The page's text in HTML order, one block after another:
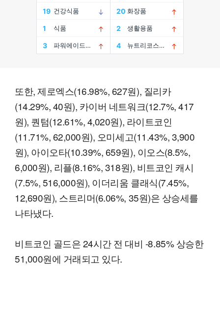
또한, 제로엑스(16.98%, 627원), 질리카
(14.29%, 40원), 카이버 네트워크(12.7%, 417
원), 퀀텀(12.61%, 4,020원), 라이트코인
(11.71%, 62,000원), 오미세고(11.43%, 3,900
원), 아이오타(10.39%, 659원), 이오스(8.5%,
6,000원), 리플(8.16%, 318원), 비트코인 캐시
(7.5%, 516,000원), 이더리움 클래식(7.45%,
12,690원), 스트리머(6.06%, 35원)은 상승세를
나타냈다.
비트코인 골드은 24시간 전 대비 -8.85% 상승한
51,000원에 거래되고 있다.